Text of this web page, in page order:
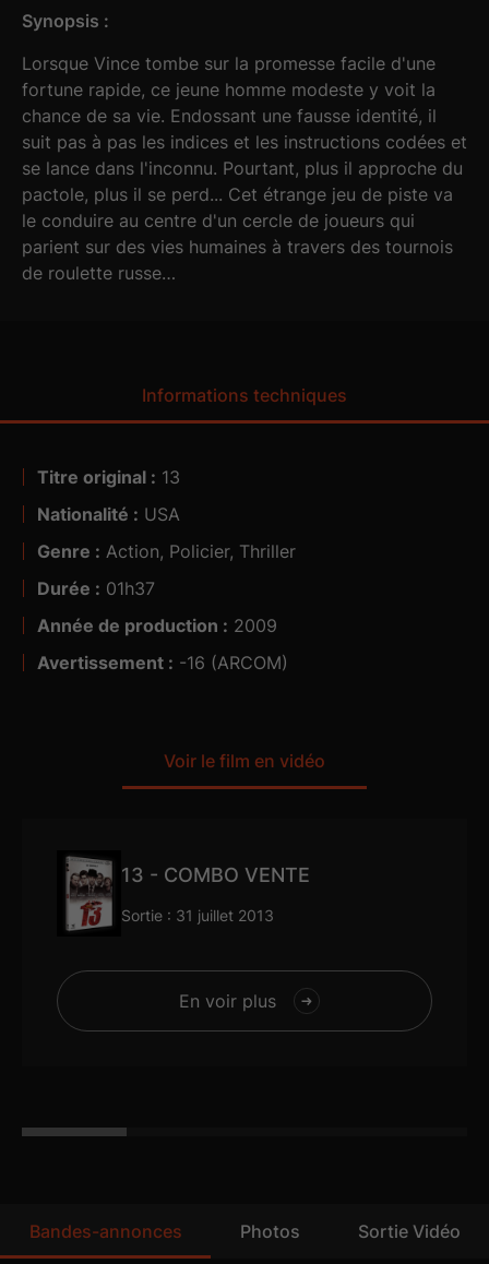
Synopsis :
Lorsque Vince tombe sur la promesse facile d'une
fortune rapide, ce jeune homme modeste y voit la
chance de sa vie. Endossant une fausse identité, il
suit pas à pas les indices et les instructions codées et
se lance dans l'inconnu. Pourtant, plus il approche du
pactole, plus il se perd... Cet étrange jeu de piste va
le conduire au centre d'un cercle de joueurs qui
parient sur des vies humaines à travers des tournois
de roulette russe…
Informations techniques
Titre original : 13
Nationalité : USA
Genre : Action, Policier, Thriller
Durée : 01h37
Année de production : 2009
Avertissement : -16 (ARCOM)
Voir le film en vidéo
13 - COMBO VENTE
Sortie : 31 juillet 2013
En voir plus
Bandes-annonces Photos Sortie Vidéo